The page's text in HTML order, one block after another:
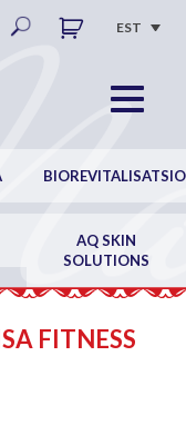
EST
AQ SKIN
SOLUTIONS
FITNESS